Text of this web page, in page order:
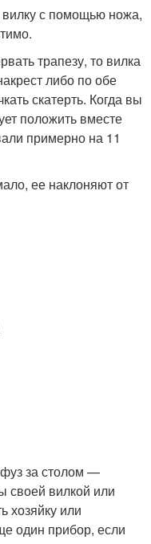
с помощью ножа,
трапезу, то вилка
либо по обе
скатерть. Когда вы
положить вместе
примерно на 11
ее наклоняют от
за столом —
своей вилкой или
хозяйку или
один прибор, если